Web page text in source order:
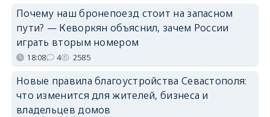
Почему наш бронепоезд стоит на запасном
пути? — Кеворкян объяснил, зачем России
играть вторым номером
18:08 4 2585
Новые правила благоустройства Севастополя:
что изменится для жителей, бизнеса и
владельцев домов